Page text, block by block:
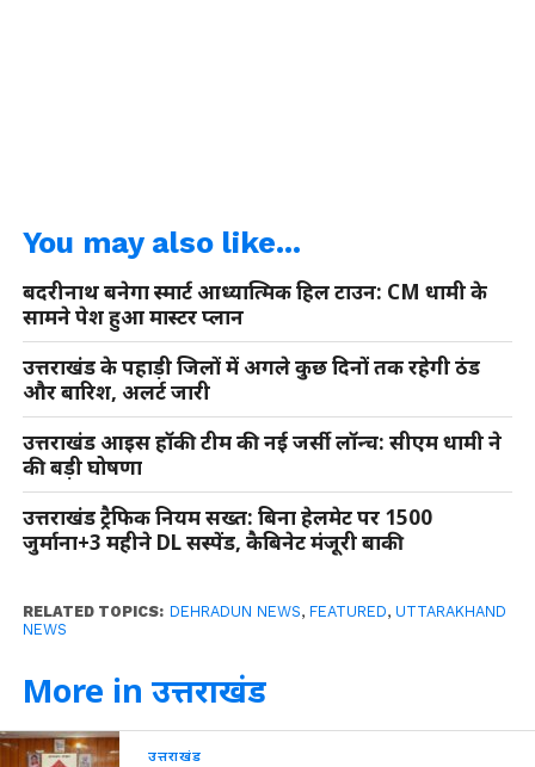
You may also like...
बदरीनाथ बनेगा स्मार्ट आध्यात्मिक हिल टाउन: CM धामी के
सामने पेश हुआ मास्टर प्लान
उत्तराखंड के पहाड़ी जिलों में अगले कुछ दिनों तक रहेगी ठंड
और बारिश, अलर्ट जारी
उत्तराखंड आइस हॉकी टीम की नई जर्सी लॉन्च: सीएम धामी ने
की बड़ी घोषणा
उत्तराखंड ट्रैफिक नियम सख्त: बिना हेलमेट पर 1500
जुर्माना+3 महीने DL सस्पेंड, कैबिनेट मंजूरी बाकी
RELATED TOPICS: DEHRADUN NEWS, FEATURED, UTTARAKHAND
NEWS
More in उत्तराखंड
उत्तराखंड